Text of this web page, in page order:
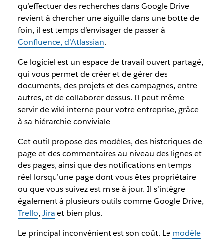
qu’effectuer des recherches dans Google Drive
revient à chercher une aiguille dans une botte de
foin, il est temps d’envisager de passer à
Confluence, d’Atlassian.
Ce logiciel est un espace de travail ouvert partagé,
qui vous permet de créer et de gérer des
documents, des projets et des campagnes, entre
autres, et de collaborer dessus. Il peut même
servir de wiki interne pour votre entreprise, grâce
à sa hiérarchie conviviale.
Cet outil propose des modèles, des historiques de
page et des commentaires au niveau des lignes et
des pages, ainsi que des notifications en temps
réel lorsqu’une page dont vous êtes propriétaire
ou que vous suivez est mise à jour. Il s’intègre
également à plusieurs outils comme Google Drive,
Trello, Jira et bien plus.
Le principal inconvénient est son coût. Le modèle